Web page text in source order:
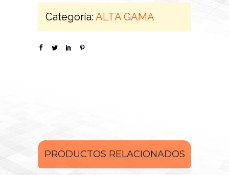
Categoría:ALTA GAMA
PRODUCTOS RELACIONADOS